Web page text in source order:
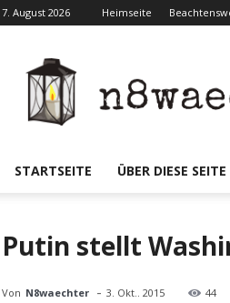
7. August 2026 Heimseite
STARTSEITE ÜBER DIESE SEITE
Putin stellt
Von N8waechter - 3. Okt.. 2015 44